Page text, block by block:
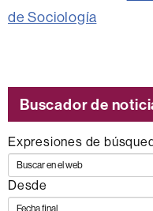
de Sociología
Buscador de
Expresiones de
Desde